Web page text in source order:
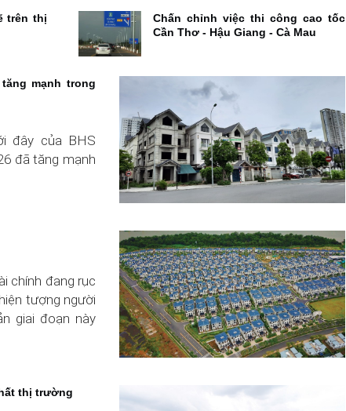
trên thị
Chấn chỉnh việc thi công cao tốc
Cần Thơ - Hậu Giang - Cà Mau
mạnh trong
đây của BHS
đã tăng mạnh
chính đang rục
tượng người
giai đoạn này
thị trường